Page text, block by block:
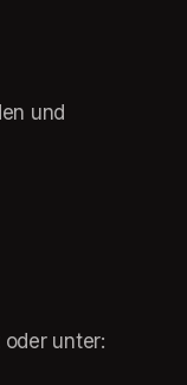
und
unter: